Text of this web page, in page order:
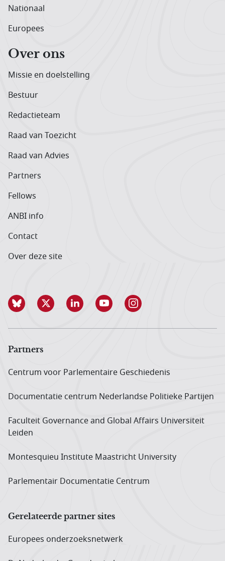
Nationaal
Europees
Over ons
Missie en doelstelling
Bestuur
Redactieteam
Raad van Toezicht
Raad van Advies
Partners
Fellows
ANBI info
Contact
Over deze site
Partners
Centrum voor Parlementaire Geschiedenis
Documentatie centrum Neder­landse Politieke Partijen
Faculteit Governance and Global Affairs Universiteit
Leiden
Montesquieu Institute Maastricht University
Parlementair Documentatie Centrum
Gerelateerde partner sites
Europees onderzoeks­netwerk